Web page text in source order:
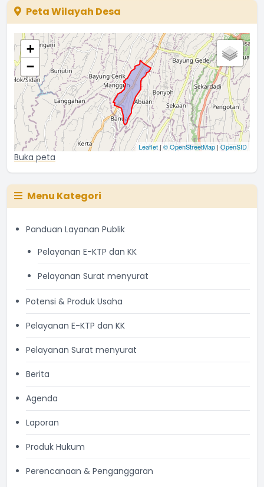
Peta Wilayah Desa
+
−
Leaflet | © OpenStreetMap | OpenSID
Buka peta
Menu Kategori
Panduan Layanan Publik
Pelayanan E-KTP dan KK
Pelayanan Surat menyurat
Potensi & Produk Usaha
Pelayanan E-KTP dan KK
Pelayanan Surat menyurat
Berita
Agenda
Laporan
Produk Hukum
Perencanaan & Penganggaran